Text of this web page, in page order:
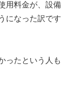
用料金が、設備
になった訳です
ったという人も